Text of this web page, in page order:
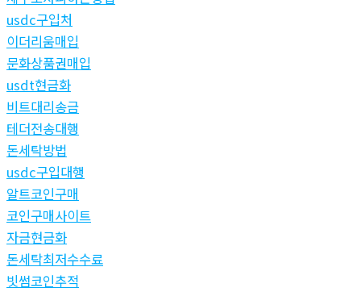
usdc구입처
이더리움매입
문화상품권매입
usdt현금화
비트대리송금
테더전송대행
돈세탁방법
usdc구입대행
알트코인구매
코인구매사이트
자금현금화
돈세탁최저수수료
빗썸코인추적